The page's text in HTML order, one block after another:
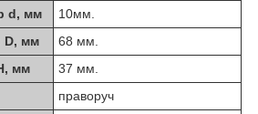
d, мм
10мм.
D, мм
68 мм.
мм
37 мм.
праворуч